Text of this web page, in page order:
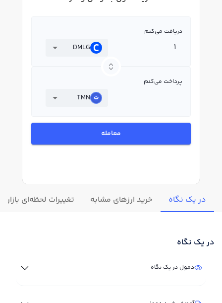
دریافت می‌کنم
DMLG
پرداخت می‌کنم
TMN
معامله
در یک نگاه خرید ارزهای مشابه تغییرات لحظه‌ای بازار
در یک نگاه
دمول در یک نگاه